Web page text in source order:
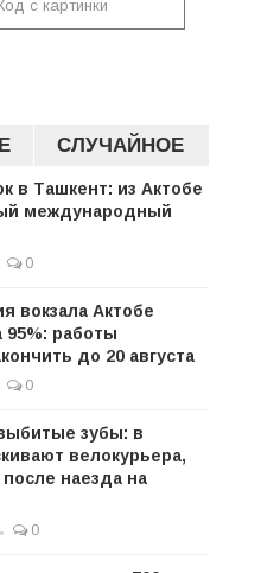
СЛУЧАЙНОЕ
в Ташкент: из Актобе
международный
0
вокзала Актобе
95%: работы
до 20 августа
0
зубы: в
велокурьера,
наезда на
0